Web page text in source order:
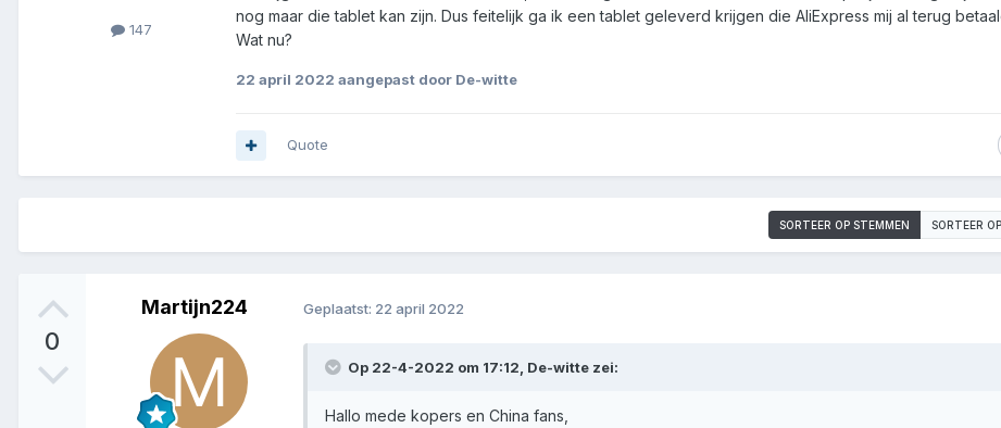
147
nog maar die tablet kan zijn. Dus feitelijk ga ik een tablet geleverd krijgen die AliExpress mij al terug
Wat nu?
22 april 2022 aangepast door De-witte
Quote
SORTEER OP STEMMEN SORTEER
0
Martijn224 Geplaatst: 22 april 2022
Op 22-4-2022 om 17:12, De-witte zei:
Hallo mede kopers en China fans,